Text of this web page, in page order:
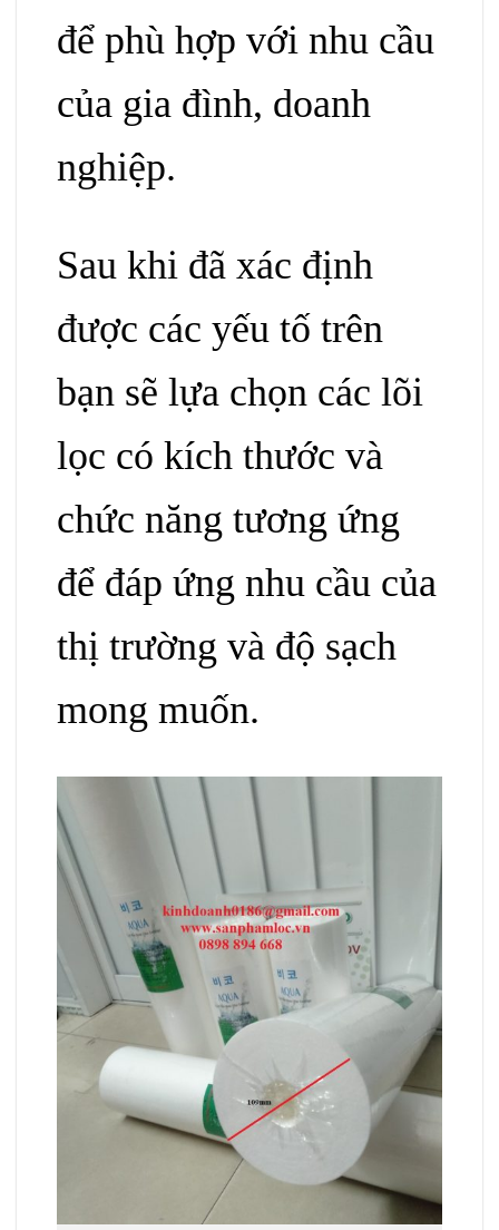
để phù hợp với nhu cầu
của gia đình, doanh
nghiệp.
Sau khi đã xác định
được các yếu tố trên
bạn sẽ lựa chọn các lõi
lọc có kích thước và
chức năng tương ứng
để đáp ứng nhu cầu của
thị trường và độ sạch
mong muốn.